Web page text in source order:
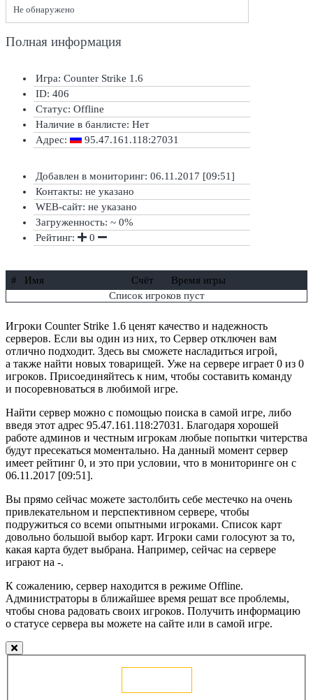
Не обнаружено
Полная информация
Игра: Counter Strike 1.6
ID: 406
Статус: Offline
Наличие в банлисте: Нет
Адрес:
95.47.161.118:27031
Добавлен в мониторинг: 06.11.2017 [09:51]
Контакты: не указано
WEB-сайт: не указано
Загруженность: ~ 0%
Рейтинг:
0
# Имя Счёт
Время игры
Список игроков пуст
Игроки Counter Strike 1.6 ценят качество и надежность
серверов. Если вы один из них, то Сервер отключен вам
отлично подходит. Здесь вы сможете насладиться игрой,
а также найти новых товарищей. Уже на сервере играет 0 из 0
игроков. Присоединяйтесь к ним, чтобы составить команду
и посоревноваться в любимой игре.
Найти сервер можно с помощью поиска в самой игре, либо
введя этот адрес 95.47.161.118:27031. Благодаря хорошей
работе админов и честным игрокам любые попытки читерства
будут пресекаться моментально. На данный момент сервер
имеет рейтинг 0, и это при условии, что в мониторинге он с
06.11.2017 [09:51].
Вы прямо сейчас можете застолбить себе местечко на очень
привлекательном и перспективном сервере, чтобы
подружиться со всеми опытными игроками. Список карт
довольно большой выбор карт. Игроки сами голосуют за то,
какая карта будет выбрана. Например, сейчас на сервере
играют на -.
К сожалению, сервер находится в режиме Offline.
Администраторы в ближайшее время решат все проблемы,
чтобы снова радовать своих игроков. Получить информацию
о статусе сервера вы можете на сайте или в самой игре.